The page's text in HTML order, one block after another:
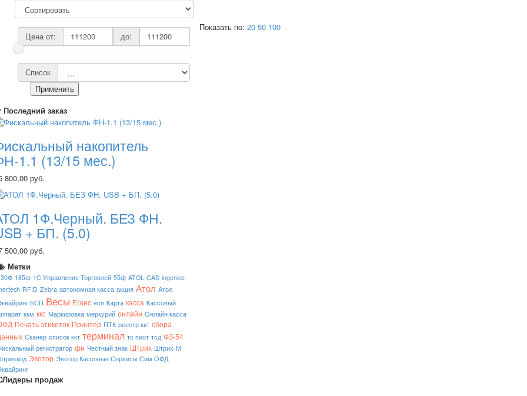
Цена от: до:
Список
Применить
Последний заказ
накопитель
1.1 (13/15 мес.)
800,00 руб.
1Ф.Черный. БЕЗ ФН.
+ БП. (5.0)
500,00 руб.
Метки
185ф 1C Управление Торговлей 55ф ATOL CAS ingenico
RFID Zebra автономная касса акция Атол Атол
БСП Весы Егаис есп Карта касса Кассовый
ккм ккт Маркировка меркурий онлайн Онлайн касса
Печать этикеток Принтер ПТК реестр ккт сбора
Сканер список ккт терминал тс пиот тсд ФЗ-54
регистратор фн Честный знак Штрих Штрих-М
Эвотор Эвотор Кассовые Сервисы Сим ОФД
Лидеры продаж
Показать по: 20 50 100